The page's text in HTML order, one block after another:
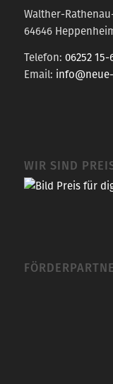
Walther-
64646
Telefon: 06252 15-
Email:
WIR SIND